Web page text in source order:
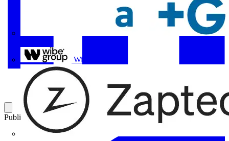
Wibe Group
Publicerad: 19 oktober 2020 Kategori: Branschnyheter